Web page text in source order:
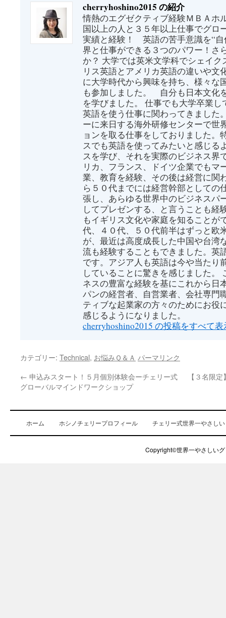
cherryhoshino2015 の紹介
情熱のエグゼクティブ経験ＭＢＡホ
国以上の人と３５年以上仕事でグロ
実績と経験！ 英語の苦手意識を“自
界と仕事ができる３つのパワー！さ
か？ 大学では英米文学科でシェイ
リス英語とアメリカ英語の違いや文
に大学時代から興味を持ち、様々な
も参加しました。 自分も日本文化
を学びました。 仕事でも大学卒業
英語を使う仕事に関わってきました
ーに来日する海外研修センターで世
ョンを取る仕事をしておりました。
スでも英語を使ってみたいと感じる
スを学び、それを実際のビジネス界
リカ、フランス、ドイツ企業でもマ
業、教育を経験、その後は経営に関
ら５０代までには経営幹部としての
張し、あらゆる世界中のビジネスパ
してプレゼンする、と言うことも経
もイギリス文化や家庭を知ることが
代、４０代、５０代前半はずっと欧
が、最近は高度成長した中国や台湾
流も経験することもできました。英
です。アジア人も英語は今や当たり
していることに驚きを感じました。
ネスの豊富な経験を基にこれから日
パンの経営者、自営業者、会社専門
ティブな起業家の方々のためにお役
感じるようになりました。
cherryhoshino2015 の投稿をすべて
カテゴリー: Technical, お悩みＱ＆Ａ パーマリンク
← 申込みスタート！５月個別体験会ーチェリー式
グローバルマインドワークショップ
【３名限
ホーム ホシノチェリープロフィール チェリー式世界一やさし
Copyright©世界一やさしい